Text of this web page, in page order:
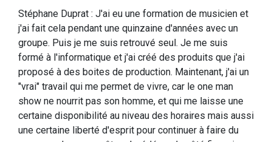
Stéphane Duprat : J'ai eu une formation de musicien et
j'ai fait cela pendant une quinzaine d'années avec un
groupe. Puis je me suis retrouvé seul. Je me suis
formé à l'informatique et j'ai créé des produits que j'ai
proposé à des boites de production. Maintenant, j'ai un
"vrai" travail qui me permet de vivre, car le one man
show ne nourrit pas son homme, et qui me laisse une
certaine disponibilité au niveau des horaires mais aussi
une certaine liberté d'esprit pour continuer à faire du